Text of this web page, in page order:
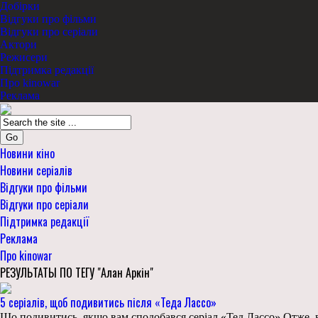
Добірки
Відгуки про фільми
Відгуки про серіали
Актори
Режисери
Підтримка редакції
Про kinowar
Реклама
Go
Новини кіно
Новини серіалів
Відгуки про фільми
Відгуки про серіали
Підтримка редакції
Реклама
Про kinowar
РЕЗУЛЬТАТЫ ПО ТЕГУ "Алан Аркін"
5 серіалів, щоб подивитись після «Теда Лассо»